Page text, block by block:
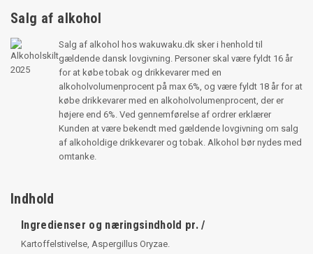
Salg af alkohol
Salg af alkohol hos wakuwaku.dk sker i henhold til
gældende dansk lovgivning. Personer skal være fyldt 16 år
for at købe tobak og drikkevarer med en
alkoholvolumenprocent på max 6%, og være fyldt 18 år for at
købe drikkevarer med en alkoholvolumenprocent, der er
højere end 6%. Ved gennemførelse af ordrer erklærer
Kunden at være bekendt med gældende lovgivning om salg
af alkoholdige drikkevarer og tobak. Alkohol bør nydes med
omtanke.
Indhold
Ingredienser og næringsindhold pr. /
Kartoffelstivelse, Aspergillus Oryzae.